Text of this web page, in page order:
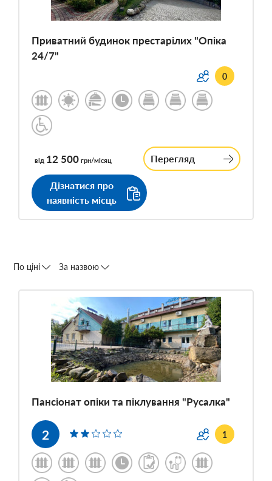
Приватний будинок престарілих "Опіка
24/7"
0
від 12 500 грн/місяц Перегляд
Дізнатися про
наявність місць
По ціні За назвою
Пансіонат опіки та піклування "Русалка"
2 1